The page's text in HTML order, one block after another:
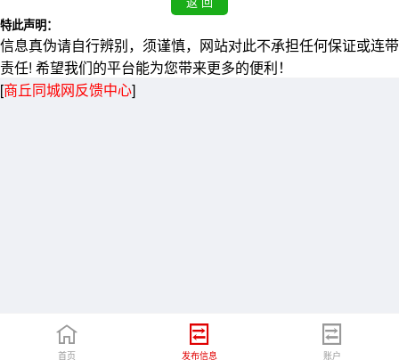
特此声明：
信息真伪请自行辨别，须谨慎，网站对此不承担任何保证或连带
责任! 希望我们的平台能为您带来更多的便利！
[商丘同城网反馈中心]
首页 发布信息 账户